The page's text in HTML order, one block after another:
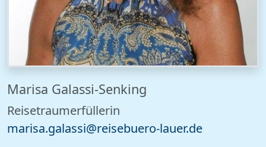
Marisa Galassi-Senking
Reisetraumerfüllerin
marisa.galassi@reisebuero-lauer.de